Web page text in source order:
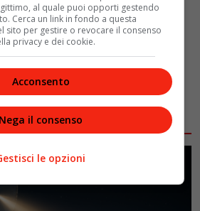
al quale puoi opporti gestendo
Cerca un link in fondo a questa
sito per gestire o revocare il consenso
privacy e dei cookie.
Acconsento
Nega il consenso
le opzioni